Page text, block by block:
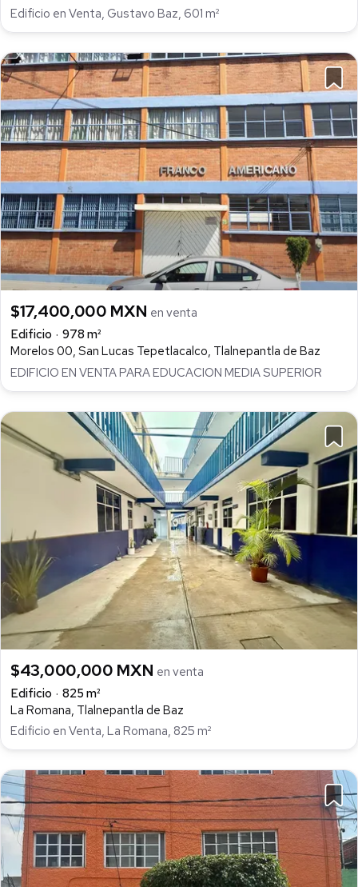
Edificio en Venta, Gustavo Baz, 601 m²
$17,400,000 MXN en venta
Edificio
978 m²
Morelos 00, San Lucas Tepetlacalco, Tlalnepantla de Baz
EDIFICIO EN VENTA PARA EDUCACION MEDIA SUPERIOR
$43,000,000 MXN en venta
Edificio
825 m²
La Romana, Tlalnepantla de Baz
Edificio en Venta, La Romana, 825 m²